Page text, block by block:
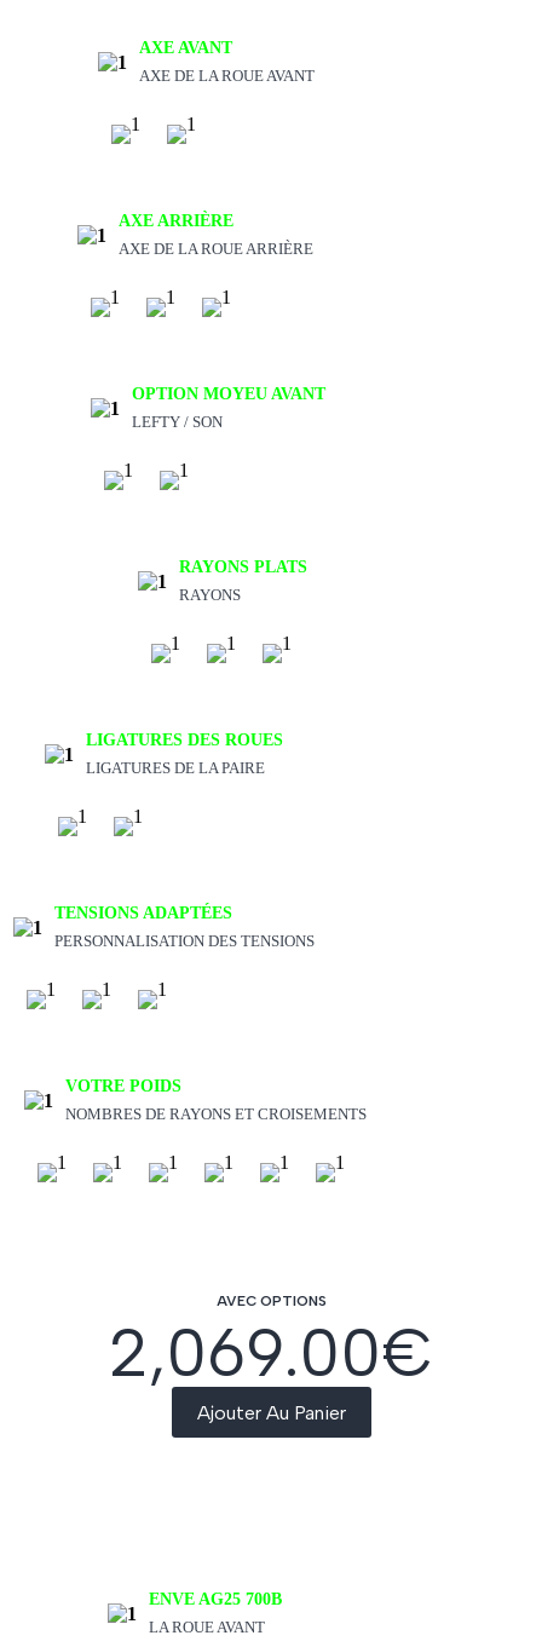
AXE AVANT
AXE DE LA ROUE AVANT
AXE ARRIÈRE
AXE DE LA ROUE ARRIÈRE
OPTION MOYEU AVANT
LEFTY / SON
RAYONS PLATS
RAYONS
LIGATURES DES ROUES
LIGATURES DE LA PAIRE
TENSIONS ADAPTÉES
PERSONNALISATION DES TENSIONS
VOTRE POIDS
NOMBRES DE RAYONS ET CROISEMENTS
AVEC OPTIONS
2,069.00€
Ajouter Au Panier
ENVE AG25 700B
LA ROUE AVANT